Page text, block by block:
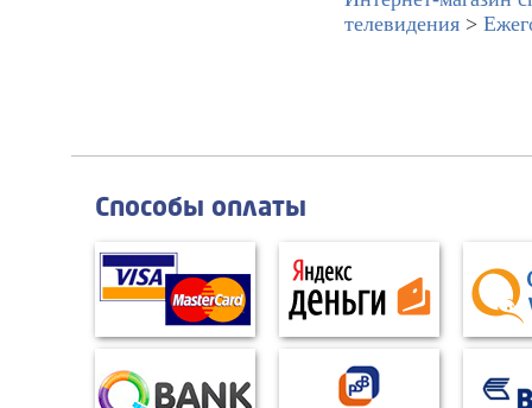
телевидения >
Способы оплаты